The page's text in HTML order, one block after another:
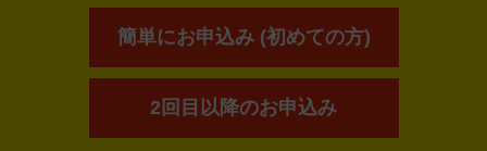
簡単にお申込み (初めての方)
2回目以降のお申込み